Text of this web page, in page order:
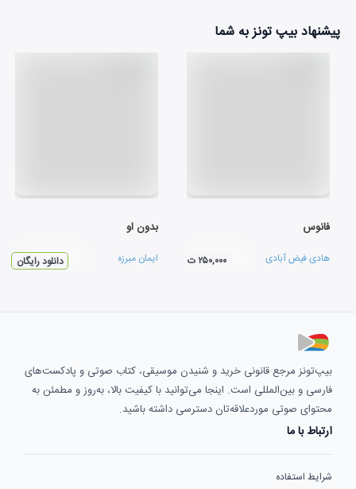
پیشنهاد بیپ تونز به شما
فانوس
هادی فیض آبادی ۲۵۰,۰۰۰ ت
بدون او
ایمان مبرزه دانلود رایگان
بیپ‌تونز مرجع قانونی خرید و شنیدن موسیقی، کتاب صوتی و پادکست‌های
فارسی و بین‌المللی است. اینجا می‌توانید با کیفیت بالا، به‌روز و مطمئن به
محتوای صوتی موردعلاقه‌تان دسترسی داشته باشید.
ارتباط با ما
شرایط استفاده